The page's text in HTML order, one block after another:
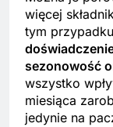
więcej
tym
sezonowość
wszystko
miesiąca
jedynie na